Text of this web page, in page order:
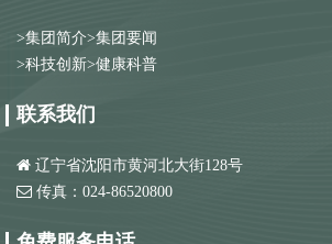
>集团简介>集团要闻
>科技创新>健康科普
联系我们
辽宁省沈阳市黄河北大街128号
传真：024-86520800